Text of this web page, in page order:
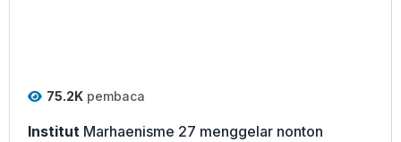
75.2K pembaca
Institut Marhaenisme 27 menggelar nonton